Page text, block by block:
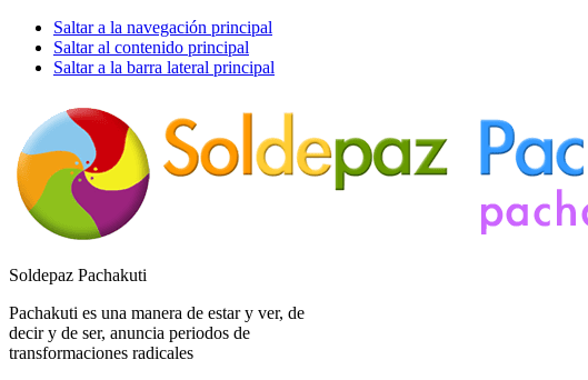
Saltar a la navegación principal
Saltar al contenido principal
Saltar a la barra lateral principal
Soldepaz Pachakuti
Pachakuti es una manera de estar y ver, de
decir y de ser, anuncia periodos de
transformaciones radicales